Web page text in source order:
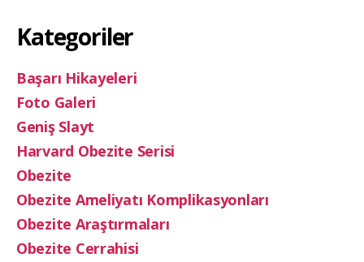
Kategoriler
Başarı Hikayeleri
Foto Galeri
Geniş Slayt
Harvard Obezite Serisi
Obezite
Obezite Ameliyatı Komplikasyonları
Obezite Araştırmaları
Obezite Cerrahisi